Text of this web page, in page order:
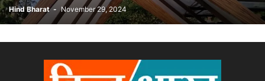
Hind Bharat - November 29, 2024